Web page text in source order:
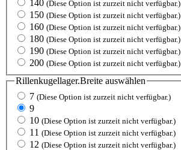
140 (Diese Option ist zurzeit nicht verfügbar.)
150 (Diese Option ist zurzeit nicht verfügbar.)
160 (Diese Option ist zurzeit nicht verfügbar.)
180 (Diese Option ist zurzeit nicht verfügbar.)
190 (Diese Option ist zurzeit nicht verfügbar.)
200 (Diese Option ist zurzeit nicht verfügbar.)
Rillenkugellager.Breite auswählen
7 (Diese Option ist zurzeit nicht verfügbar.)
9
10 (Diese Option ist zurzeit nicht verfügbar.)
11 (Diese Option ist zurzeit nicht verfügbar.)
12 (Diese Option ist zurzeit nicht verfügbar.)